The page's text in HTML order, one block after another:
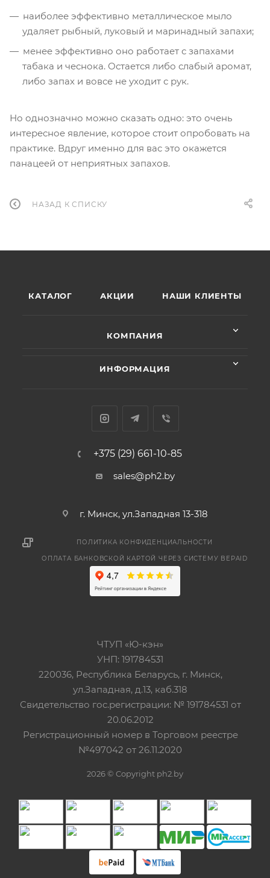
наиболее эффективно металлическое мыло
удаляет рыбный, луковый и маринадный запахи;
менее эффективно оно работает с запахами
табака и чеснока. Остается либо слабый аромат,
либо запах и вовсе не уходит с рук.
Но однозначно можно сказать одно: это очень
интересное явление, которое стоит опробовать на
практике. Вдруг именно для вас это окажется
панацеей от неприятных запахов.
НАЗАД К СПИСКУ
КАТАЛОГ АКЦИИ НАШИ КЛИЕНТЫ
КОМПАНИЯ
ИНФОРМАЦИЯ
+375 (29) 661-10-85
sales@ph2.by
г. Минск, ул.Западная 13-318
ПОЛИТИКА КОНФИДЕНЦИАЛЬНОСТИ
ОПЛАТА БАНКОВСКОЙ КАРТОЙ ЧЕРЕЗ СИСТЕМУ BEPAID
ЧТУП «Ю-кэн»
УНП: 191784531
220036, Республика Беларусь, г. Минск,
ул.Западная, д.13, каб.318
Свидетельство гос.регистрации: № 191784531 от
20.06.2012
Регистрационный номер в Торговом реестре
№497042 от 26.11.2020
2026 © Copyright ph2.by